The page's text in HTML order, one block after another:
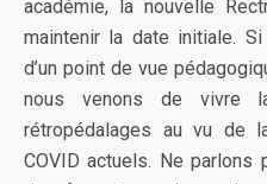
académie, la nouvelle
maintenir la date initiale.
d’un point de vue
nous venons de vivre
rétropédalages au vu de
COVID actuels. Ne parlons